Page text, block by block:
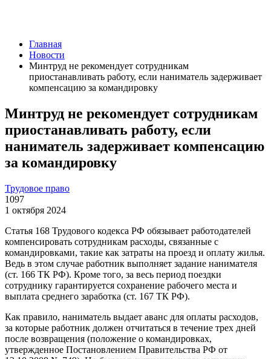
Главная
Новости
Минтруд не рекомендует сотрудникам
приостанавливать работу, если наниматель задерживает
компенсацию за командировку
Минтруд не рекомендует сотрудникам
приостанавливать работу, если
наниматель задерживает компенсацию
за командировку
Трудовое право
1097
1 октября 2024
Статья 168 Трудового кодекса РФ обязывает работодателей
компенсировать сотрудникам расходы, связанные с
командировками, такие как затраты на проезд и оплату жилья.
Ведь в этом случае работник выполняет задание нанимателя
(ст. 166 ТК РФ). Кроме того, за весь период поездки
сотруднику гарантируется сохранение рабочего места и
выплата среднего заработка (ст. 167 ТК РФ).
Как правило, наниматель выдает аванс для оплаты расходов,
за которые работник должен отчитаться в течение трех дней
после возвращения (положение о командировках,
утвержденное Постановлением Правительства РФ от